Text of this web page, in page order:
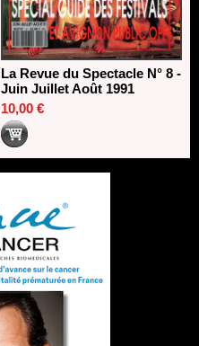
La Revue du Spectacle N° 8 -
Juin Juillet Août 1991
10,00 €